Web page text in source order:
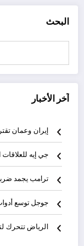
البحث
آخر الأخبار
إيران وعمان
جي إيه
ترامب يجمد
جوجل توسع
الرياض تتحرك